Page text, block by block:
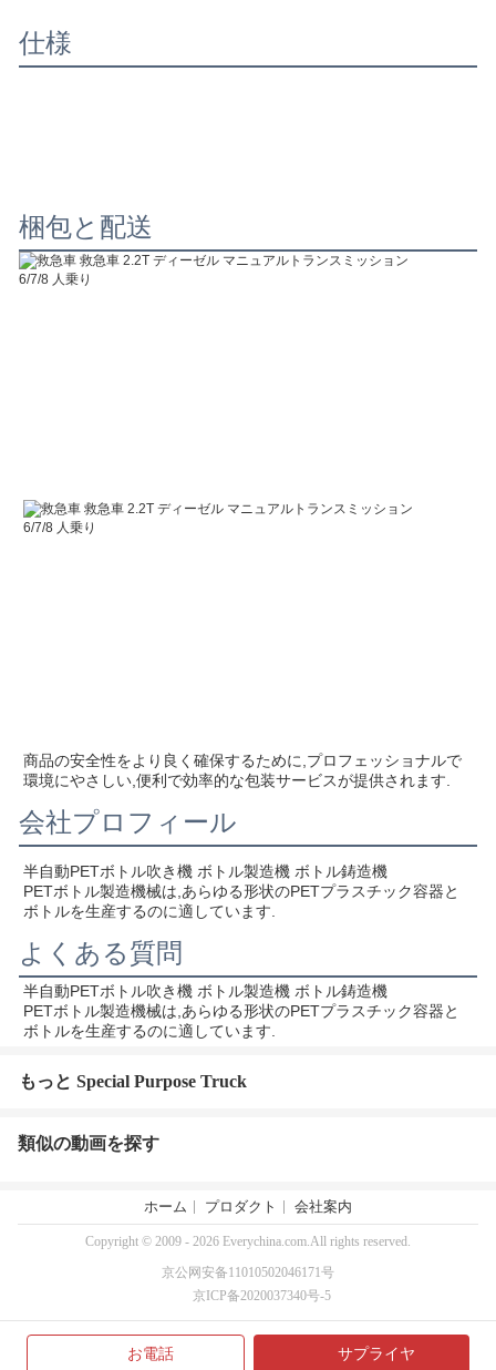
仕様
梱包と配送
商品の安全性をより良く確保するために,プロフェッショナルで
環境にやさしい,便利で効率的な包装サービスが提供されます.
会社プロフィール
半自動PETボトル吹き機 ボトル製造機 ボトル鋳造機
PETボトル製造機械は,あらゆる形状のPETプラスチック容器と
ボトルを生産するのに適しています.
よくある質問
半自動PETボトル吹き機 ボトル製造機 ボトル鋳造機
PETボトル製造機械は,あらゆる形状のPETプラスチック容器と
ボトルを生産するのに適しています.
もっと Special Purpose Truck
類似の動画を探す
お電話 サプライヤ
ホーム プロダクト 会社案内
Copyright © 2009 - 2026 Everychina.com.All rights reserved.
京公网安备11010502046171号
京ICP备2020037340号-5